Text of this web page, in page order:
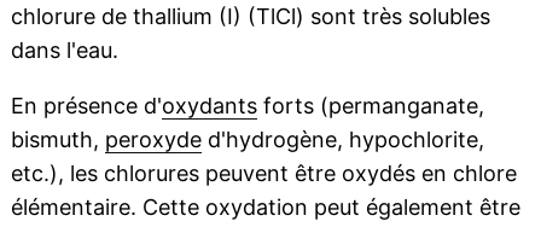
chlorure de thallium (I) (TlCl) sont très solubles
dans l'eau.
En présence d'oxydantsforts (permanganate,
bismuth, peroxyded'hydrogène, hypochlorite,
etc.), les chlorures peuvent être oxydés en chlore
élémentaire. Cette oxydation peut également être